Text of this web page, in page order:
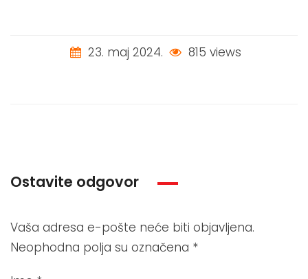
23. maj 2024. 815 views
Ostavite odgovor
Vaša adresa e-pošte neće biti objavljena.
Neophodna polja su označena *